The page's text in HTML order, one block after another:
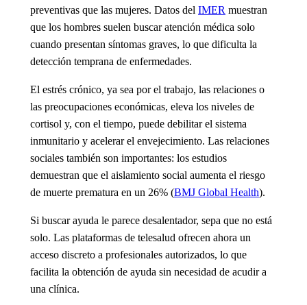
preventivas que las mujeres. Datos del IMER muestran
que los hombres suelen buscar atención médica solo
cuando presentan síntomas graves, lo que dificulta la
detección temprana de enfermedades.
El estrés crónico, ya sea por el trabajo, las relaciones o
las preocupaciones económicas, eleva los niveles de
cortisol y, con el tiempo, puede debilitar el sistema
inmunitario y acelerar el envejecimiento. Las relaciones
sociales también son importantes: los estudios
demuestran que el aislamiento social aumenta el riesgo
de muerte prematura en un 26% (BMJ Global Health).
Si buscar ayuda le parece desalentador, sepa que no está
solo. Las plataformas de telesalud ofrecen ahora un
acceso discreto a profesionales autorizados, lo que
facilita la obtención de ayuda sin necesidad de acudir a
una clínica.